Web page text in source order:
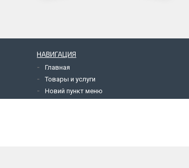
НАВИГАЦИЯ
Главная
Товары и услуги
Новий пункт меню